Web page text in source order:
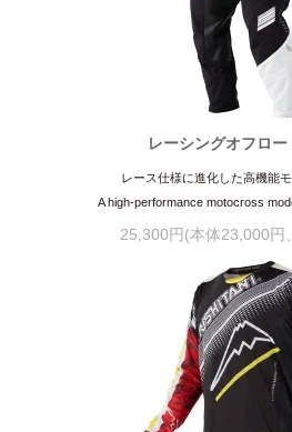
レーシングオフロー
レース仕様に進化した高機能
A high-performance motocross
25,300円(本体23,000円